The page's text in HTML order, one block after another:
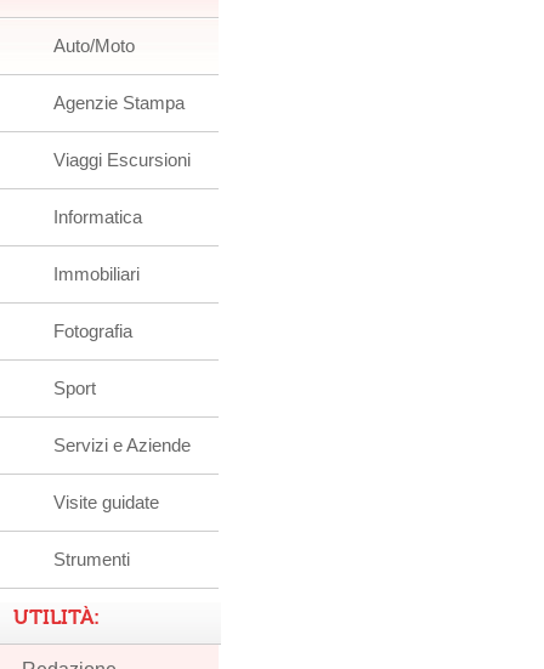
Auto/Moto
Agenzie Stampa
Viaggi Escursioni
Informatica
Immobiliari
Fotografia
Sport
Servizi e Aziende
Visite guidate
Strumenti
UTILITÀ: